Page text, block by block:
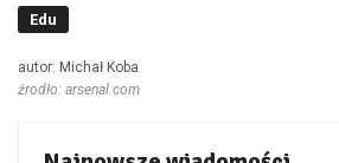
Edu
autor: Michał Koba
źrodło: arsenal.com